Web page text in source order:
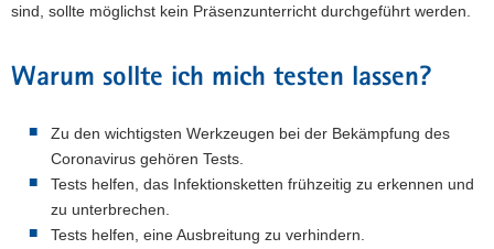
sind, sollte möglichst kein Präsenzunterricht durchgeführt werden.
Warum sollte ich mich testen lassen?
Zu den wichtigsten Werkzeugen bei der Bekämpfung des
Coronavirus gehören Tests.
Tests helfen, das Infektionsketten frühzeitig zu erkennen und
zu unterbrechen.
Tests helfen, eine Ausbreitung zu verhindern.